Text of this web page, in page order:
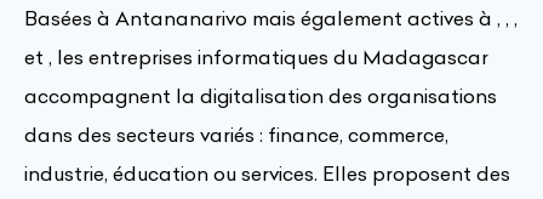
Basées à Antananarivo mais également actives à , , ,
et , les entreprises informatiques du Madagascar
accompagnent la digitalisation des organisations
dans des secteurs variés : finance, commerce,
industrie, éducation ou services. Elles proposent des